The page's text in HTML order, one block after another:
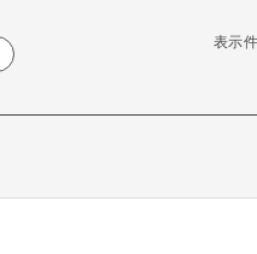
表示